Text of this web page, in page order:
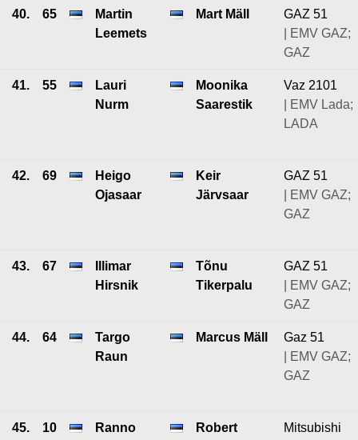
40. 65
Martin
Leemets
Mart Mäll
GAZ 51
| EMV GAZ;
GAZ
41. 55
Lauri
Nurm
Moonika
Saarestik
Vaz 2101
| EMV Lada;
LADA
42. 69
Heigo
Ojasaar
Keir
Järvsaar
GAZ 51
| EMV GAZ;
GAZ
43. 67
Illimar
Hirsnik
Tõnu
Tikerpalu
GAZ 51
| EMV GAZ;
GAZ
44. 64
Targo
Raun
Marcus Mäll
Gaz 51
| EMV GAZ;
GAZ
45. 10 Ranno Robert Mitsubishi